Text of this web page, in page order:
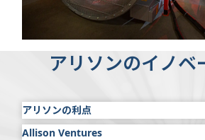
アリソンのイノベ
アリソンの利点
アリソンの名は、品質、信頼性、耐久
Allison Ventures